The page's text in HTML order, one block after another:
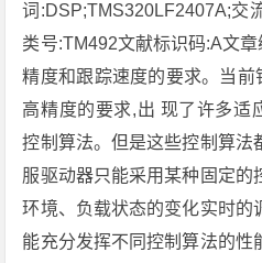
词:DSP;TMS320LF2407A;交
类号:TM492文献标识码:A文
精度和跟踪速度的要求。当前
高精度的要求,出 现了许多适
控制算法。但是这些控制算法
服驱动器只能采用某种固定的
环境、负载状态的变化实时的
能充分发挥不同控制算法的性